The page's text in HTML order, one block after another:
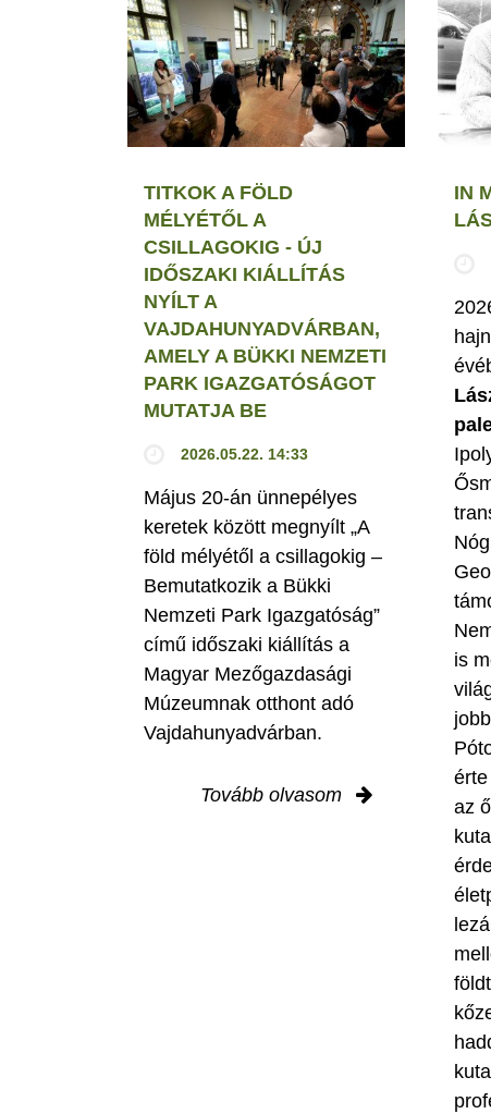
TITKOK A FÖLD
MÉLYÉTŐL A
CSILLAGOKIG - ÚJ
IDŐSZAKI KIÁLLÍTÁS
NYÍLT A
VAJDAHUNYADVÁRBAN,
AMELY A BÜKKI NEMZETI
PARK IGAZGATÓSÁGOT
MUTATJA BE
2026.05.22. 14:33
Május 20-án ünnepélyes
keretek között megnyílt „A
föld mélyétől a csillagokig –
Bemutatkozik a Bükki
Nemzeti Park Igazgatóság”
című időszaki kiállítás a
Magyar Mezőgazdasági
Múzeumnak otthont adó
Vajdahunyadvárban.
Tovább olvasom
IN
is
az